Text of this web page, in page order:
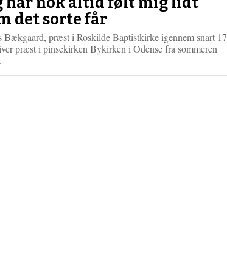
det sorte får
Bækgaard, præst i Roskilde Baptistkirke igennem snart 17
præst i pinsekirken Bykirken i Odense fra sommeren